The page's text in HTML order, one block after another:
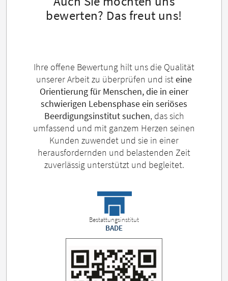
bewerten? Das freut uns!
Ihre offene Bewertung hilt uns die Qualität
unserer Arbeit zu überprüfen und isteine
Orientierung für Menschen, die in einer
schwierigen Lebensphase ein seriöses
Beerdigungsinstitut suchen, das sich
umfassend und mit ganzem Herzen seinen
Kunden zuwendet und sie in einer
herausfordernden und belastenden Zeit
zuverlässig unterstützt und begleitet.
Bestattungsinstitut
BADE